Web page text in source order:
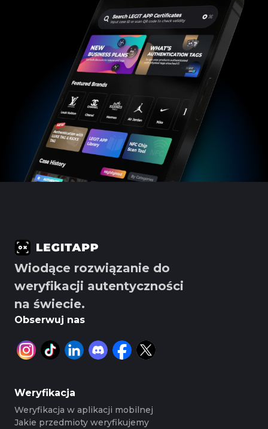
Wiodące rozwiązanie do
weryfikacji autentyczności
na świecie.
Obserwuj nas
Weryfikacja
Weryfikacja w aplikacji mobilnej
Jakie przedmioty weryfikujemy